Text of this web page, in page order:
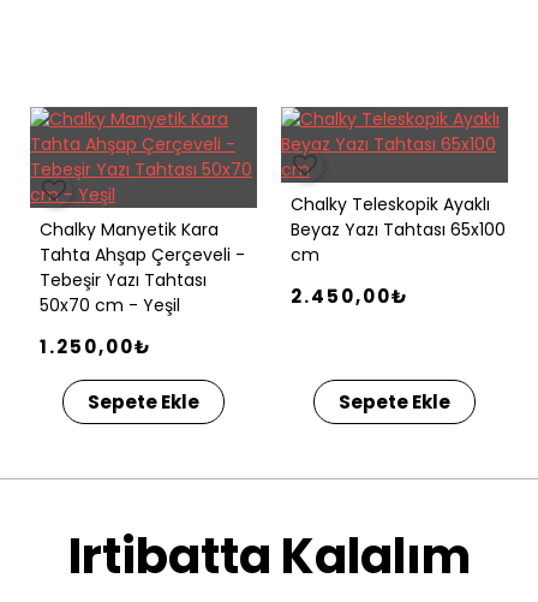
Chalky Manyetik Kara
Tahta Ahşap Çerçeveli -
Tebeşir Yazı Tahtası
50x70 cm - Yeşil
1.250,00₺
Sepete Ekle
Chalky Teleskopik Ayaklı
Beyaz Yazı Tahtası 65x100
cm
2.450,00₺
Sepete Ekle
Irtibatta Kalalım